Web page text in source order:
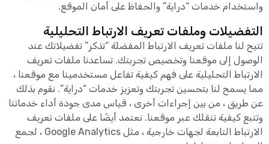
واستخدام خدمات “دراية” والحفاظ على أمان الموقع.
التفضيلات وملفات تعريف الارتباط التحليلية
تتيح لنا ملفات تعريف الارتباط المفضلة “تذكر” تفضيلاتك عند
الوصول إلى موقعنا وتخصيص تجربتك. تساعدنا ملفات تعريف
الارتباط التحليلية على فهم كيفية تفاعل مستخدمينا مع موقعنا ،
مما يسمح لنا بتحسين تجربتك وتعزيز خدمات “دراية”. نقوم بذلك
عن طريق ، من بين إجراءات أخرى ، قياس مدى جودة أداء خدماتنا
وتتبع كيفية تنقلك عبر موقعنا. نعتمد أيضًا على ملفات تعريف
الارتباط التابعة لجهات خارجية ، مثل Google Analytics ، لجمع